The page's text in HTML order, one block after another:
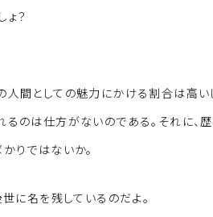
？
人間としての魅力にかける割合は高
のは仕方がないのである。それに、
りではないか。
に名を残しているのだよ。